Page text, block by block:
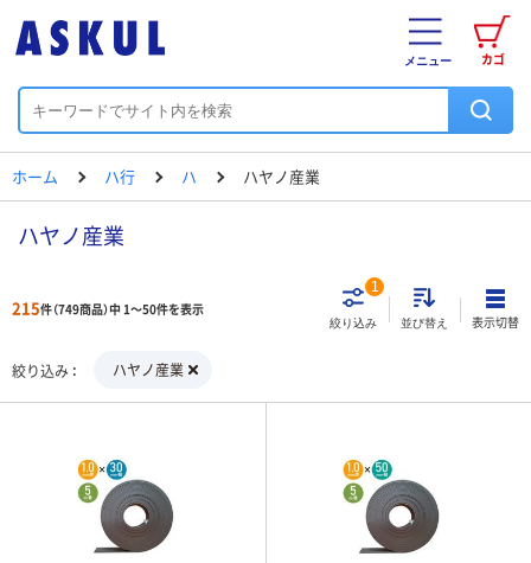
カゴ
メニュー
ホーム ハ行 ハ ハヤノ産業
ハヤノ産業
215件（749商品）中 1～50件を表示
絞り込み
1
並び替え 表示切替
絞り込み ハヤノ産業